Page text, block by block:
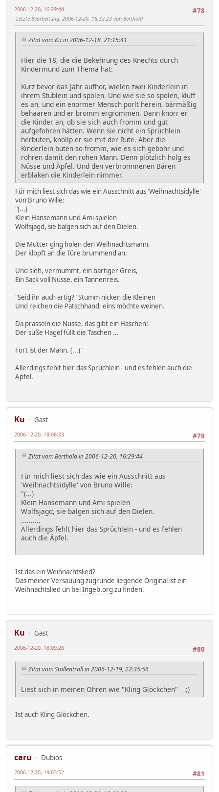
#78
2006-12-20, 16:29:44
Letzte Bearbeitung: 2006-12-20, 16:32:23 von Berthold
Zitat von: Ku in 2006-12-18, 21:15:41
Hier die 18, die die Bekehrung des Knechts durch
Kindermund zum Thema hat:
Kurz bevor das Jahr aufhor, wielen zwei Kinderlein in
ihrem Stüblein und spolen. Und wie sie so spolen, kluff
es an, und ein enormer Mensch porlt herein, bärmäßig
behaaren und er bromm ergrommen. Dann knorr er
die Kinder an, ob sie sich auch fromm und gut
aufgefohren hätten. Wenn sie nicht ein Sprüchlein
herbüten, knöllp er sie mit der Rute. Aber die
Kinderlein buten so fromm, wie es sich gebohr und
rohren damit den rohen Mann. Denn plötzlich holg es
Nüsse und Äpfel. Und den verbrommenen Bären
erblaken die Kinderlein nimmer.
Für mich liest sich das wie ein Ausschnitt aus 'Weihnachtsidylle'
von Bruno Wille:
"(...)
Klein Hansemann und Ami spielen
Wolfsjagd, sie balgen sich auf den Dielen.
Die Mutter ging holen den Weihnachtsmann.
Der klopft an die Türe brummend an.
Und sieh, vermummt, ein bärtiger Greis,
Ein Sack voll Nüsse, ein Tannenreis.
"Seid ihr auch artig?" Stumm nicken die Kleinen
Und reichen die Patschhand; eins möchte weinen.
Da prasseln die Nüsse, das gibt ein Haschen!
Der süße Hagel füllt die Taschen ...
Fort ist der Mann. (...)"
Allerdings fehlt hier das Sprüchlein - und es fehlen auch die
Äpfel.
Ku
Gast
#79
2006-12-20, 18:08:33
Zitat von: Berthold in 2006-12-20, 16:29:44
Für mich liest sich das wie ein Ausschnitt aus
'Weihnachtsidylle' von Bruno Wille:
"(...)
Klein Hansemann und Ami spielen
Wolfsjagd, sie balgen sich auf den Dielen.
..........
Allerdings fehlt hier das Sprüchlein - und es fehlen
auch die Äpfel.
Ist das ein Weihnachtslied?
Das meiner Versauung zugrunde liegende Original ist ein
Weihnachtslied un beiIngeb.org zu finden.
Ku
Gast
#80
2006-12-20, 18:09:28
Zitat von: Stollentroll in 2006-12-19, 22:35:56
Liest sich in meinen Ohren wie "Kling Glöckchen" ;)
Ist auch Kling Glöckchen.
caru
Dubios
#81
2006-12-20, 19:03:52